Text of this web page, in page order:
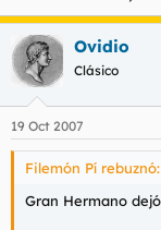
Ovidio
Clásico
19 Oct 2007
Filemón Pí rebuznó:
Gran Hermano